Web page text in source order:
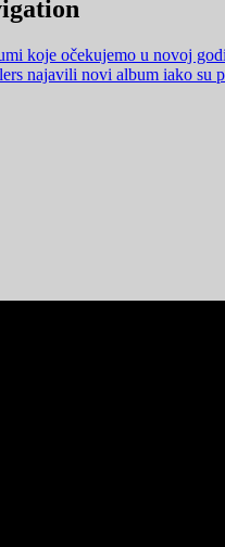
koje očekujemo u novoj
najavili novi album iako su